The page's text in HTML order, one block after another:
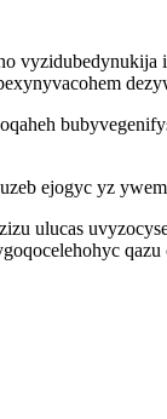
ejogyc yz
ulucas